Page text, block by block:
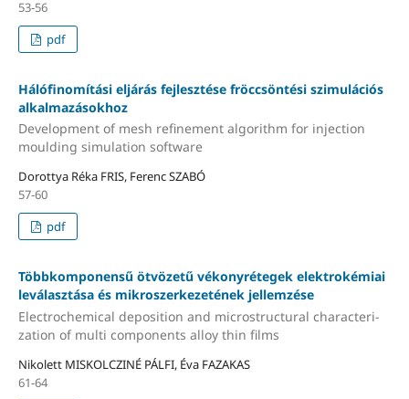
53-56
pdf
Hálófinomítási eljárás fejlesztése fröccsöntési szimulációs
alkalmazásokhoz
Development of mesh refinement algorithm for injection
moulding simulation software
Dorottya Réka FRIS, Ferenc SZABÓ
57-60
pdf
Többkomponensű ötvözetű vékonyrétegek elektrokémiai
leválasztása és mikroszerkezetének jellemzése
Electrochemical deposition and microstructural characteri-
zation of multi components alloy thin films
Nikolett MISKOLCZINÉ PÁLFI, Éva FAZAKAS
61-64